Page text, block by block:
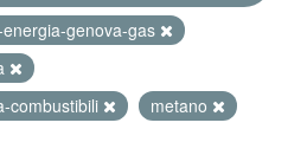
genova-gas
combustibili
metano